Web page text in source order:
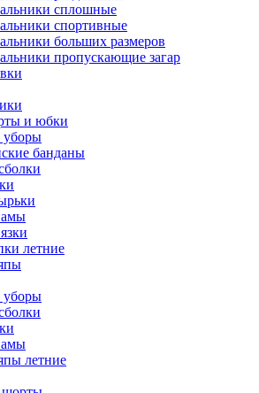
сплошные
спортивные
больших размеров
пропускающие загар
и юбки
уборы
банданы
летние
уборы
летние